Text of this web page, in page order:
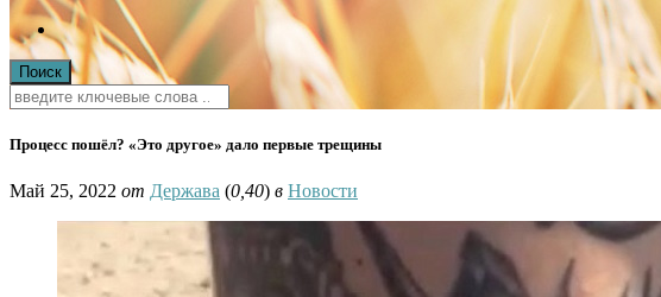
Процесс пошёл? «Это другое» дало первые трещины
Май 25, 2022 от Держава (0,40) в Новости